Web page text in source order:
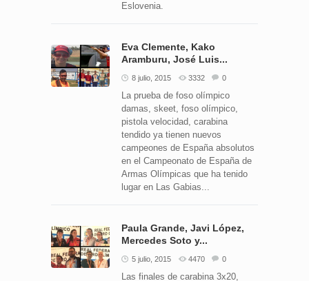
Eslovenia.
Eva Clemente, Kako
Aramburu, José Luis...
8 julio, 2015 3332 0
La prueba de foso olímpico
damas, skeet, foso olímpico,
pistola velocidad, carabina
tendido ya tienen nuevos
campeones de España absolutos
en el Campeonato de España de
Armas Olímpicas que ha tenido
lugar en Las Gabias...
Paula Grande, Javi López,
Mercedes Soto y...
5 julio, 2015 4470 0
Las finales de carabina 3x20,